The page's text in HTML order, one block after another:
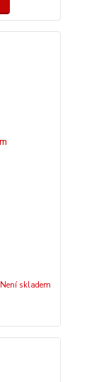
Není skladem